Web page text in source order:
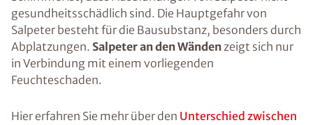
gesundheitsschädlich sind. Die Hauptgefahr von
Salpeter besteht für die Bausubstanz, besonders durch
Abplatzungen. Salpeter an den Wändenzeigt sich nur
in Verbindung mit einem vorliegenden
Feuchteschaden.
Hier erfahren Sie mehr über den Unterschied zwischen